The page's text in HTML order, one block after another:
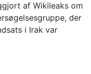
af Wikileaks om
der
i Irak var